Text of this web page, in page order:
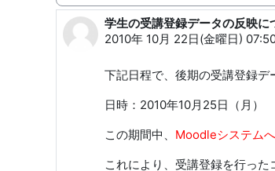
学生の受講登録データの反映に
2010年 10月 22日(金曜日)
返信数: 0
下記日程で、後期の受講登録デ
日時：2010年10月25日（月
この期間中、 Moodleシステム
これにより、受講登録を行った